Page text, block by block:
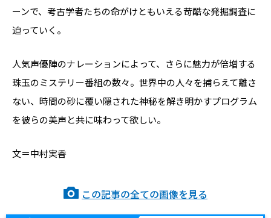
ーンで、考古学者たちの命がけともいえる苛酷な発掘調査に
迫っていく。
人気声優陣のナレーションによって、さらに魅力が倍増する
珠玉のミステリー番組の数々。世界中の人々を捕らえて離さ
ない、時間の砂に覆い隠された神秘を解き明かすプログラム
を彼らの美声と共に味わって欲しい。
文＝中村実香
この記事の全ての画像を見る